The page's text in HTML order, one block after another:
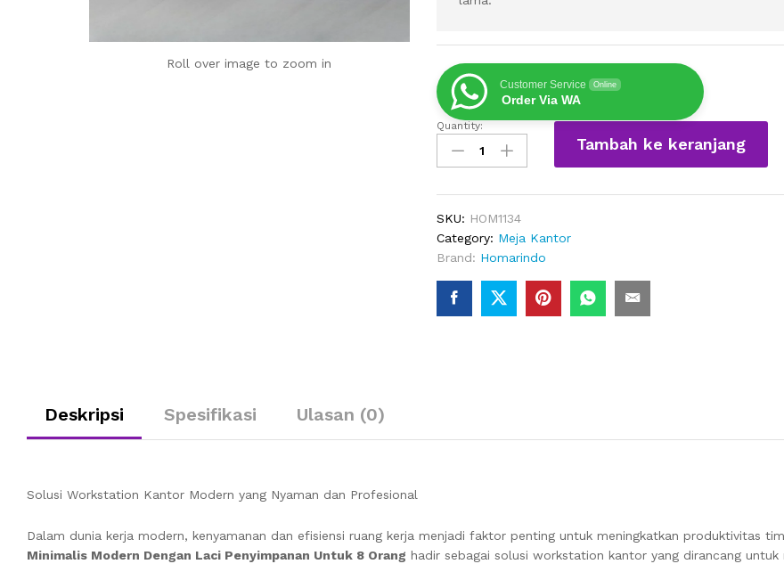
Roll over image to zoom in
Customer Service Online
Order Via WA
Meja
Kantor
Partisi
Dengan
Laci
Penyimpanan
Quantity:
Tambah ke keranjang
SKU: HOM1134
Category: Meja Kantor
Brand: Homarindo
Deskripsi Spesifikasi Ulasan (0)
Solusi Workstation Kantor Modern yang Nyaman dan Profesional
Dalam dunia kerja modern, kenyamanan dan efisiensi ruang kerja menjadi faktor penting untuk meningkatkan produktivitas
Minimalis Modern Dengan Laci Penyimpanan Untuk 8 Orang hadir sebagai solusi workstation kantor yang dirancang untuk